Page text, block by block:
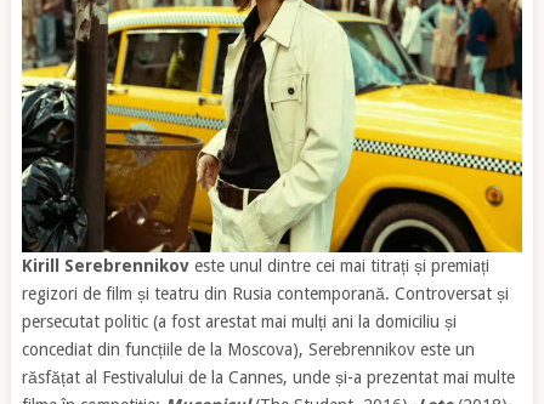
Kirill Serebrennikoveste unul dintre cei mai titrați și premiați
regizori de film și teatru din Rusia contemporană. Controversat și
persecutat politic (a fost arestat mai mulți ani la domiciliu și
concediat din funcțiile de la Moscova), Serebrennikov este un
răsfățat al Festivalului de la Cannes, unde și-a prezentat mai multe